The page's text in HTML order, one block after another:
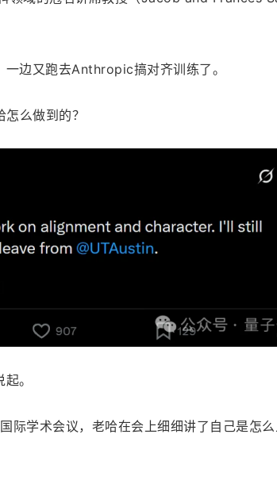
边又跑去Anthropic搞对齐训练了。
怎么做到的？
。
际学术会议，老哈在会上细细讲了自己是怎